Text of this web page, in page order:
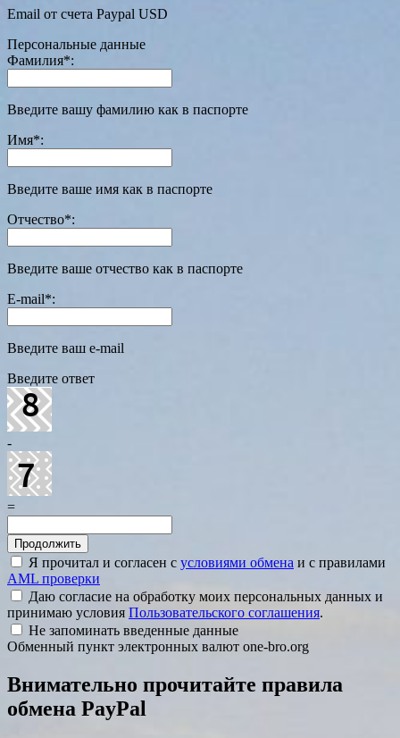
Email от счета Paypal USD
Персональные данные
Фамилия*:
Введите вашу фамилию как в паспорте
Имя*:
Введите ваше имя как в паспорте
Отчество*:
Введите ваше отчество как в паспорте
E-mail*:
Введите ваш e-mail
Введите ответ
-
=
Я прочитал и согласен с условиями обмена и с правилами
AML проверки
Даю согласие на обработку моих персональных данных и
принимаю условия Пользовательского соглашения.
Не запоминать введенные данные
Обменный пункт электронных валют one-bro.org
Внимательно прочитайте правила
обмена PayPal